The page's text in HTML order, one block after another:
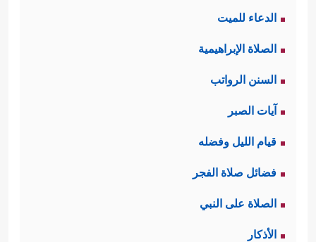
الدعاء للميت
الصلاة الإبراهيمية
السنن الرواتب
آيات الصبر
قيام الليل وفضله
فضائل صلاة الفجر
الصلاة على النبي
الأذكار